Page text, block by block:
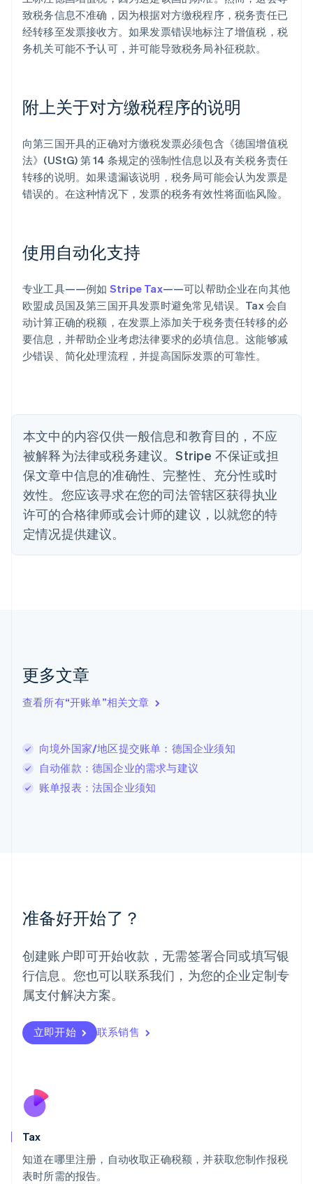
致税务信息不准确，因为根据对方缴税程序，税务责任已
经转移至发票接收方。如果发票错误地标注了增值税，税
务机关可能不予认可，并可能导致税务局补征税款。
附上关于对方缴税程序的说明
向第三国开具的正确对方缴税发票必须包含《德国增值税
法》(UStG) 第 14 条规定的强制性信息以及有关税务责任
转移的说明。如果遗漏该说明，税务局可能会认为发票是
错误的。在这种情况下，发票的税务有效性将面临风险。
使用自动化支持
专业工具——例如 Stripe Tax——可以帮助企业在向其他
欧盟成员国及第三国开具发票时避免常见错误。Tax 会自
动计算正确的税额，在发票上添加关于税务责任转移的必
要信息，并帮助企业考虑法律要求的必填信息。这能够减
少错误、简化处理流程，并提高国际发票的可靠性。
本文中的内容仅供一般信息和教育目的，不应
被解释为法律或税务建议。Stripe 不保证或担
保文章中信息的准确性、完整性、充分性或时
效性。您应该寻求在您的司法管辖区获得执业
许可的合格律师或会计师的建议，以就您的特
定情况提供建议。
更多文章
查看所有“开账单”相关文章
向境外国家/地区提交账单：德国企业须知
自动催款：德国企业的需求与建议
账单报表：法国企业须知
准备好开始了？
创建账户即可开始收款，无需签署合同或填写银
行信息。您也可以联系我们，为您的企业定制专
属支付解决方案。
立即开始 联系销售
Tax
知道在哪里注册，自动收取正确税额，并获取您制作报税
表时所需的报告。
阿联酋
爱沙尼亚
奥地利
Deutsch English
澳大利亚
English
巴西
Português English
保加利亚
English
丹麦
English
德国
DeutschEnglish
法国
FrançaisEnglish
芬兰
EnglishSvenska
English Italiano
拉脱维亚
立陶宛
DeutschEnglish
卢森堡
FrançaisDeutsch English
罗马尼亚
墨西哥
EspañolEnglish
English
葡萄牙
PortuguêsEnglish
日本
瑞典
Svenska English
瑞士
English
斯洛伐克
泰国
ไทยEnglish